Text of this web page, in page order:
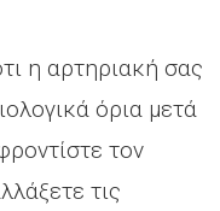
η αρτηριακή σας
όρια μετά
τον
τις